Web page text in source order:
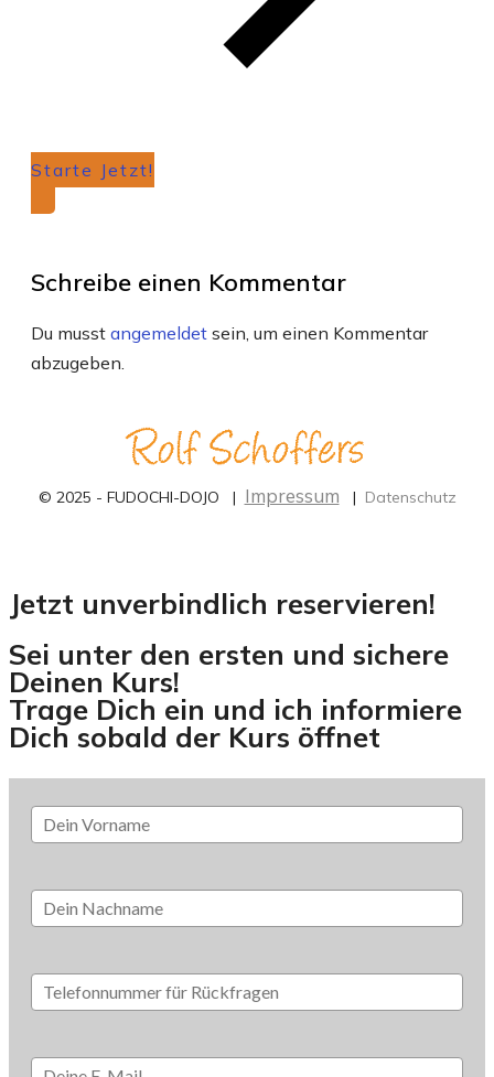
Starte Jetzt!
Schreibe einen Kommentar
Du musst angemeldet sein, um einen Kommentar
abzugeben.
© 2025 - FUDOCHI-DOJO | Impressum | Datenschutz
Jetzt unverbindlich reservieren!
Sei unter den ersten und sichere
Deinen Kurs!
Trage Dich ein und ich informiere
Dich sobald der Kurs öffnet